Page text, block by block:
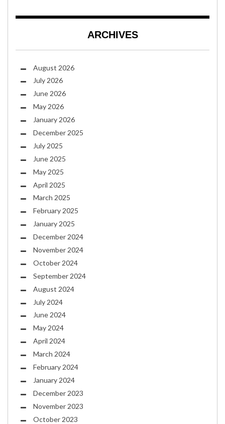
ARCHIVES
August 2026
July 2026
June 2026
May 2026
January 2026
December 2025
July 2025
June 2025
May 2025
April 2025
March 2025
February 2025
January 2025
December 2024
November 2024
October 2024
September 2024
August 2024
July 2024
June 2024
May 2024
April 2024
March 2024
February 2024
January 2024
December 2023
November 2023
October 2023